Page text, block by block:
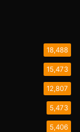
18,488
15,473
12,807
5,473
5,406